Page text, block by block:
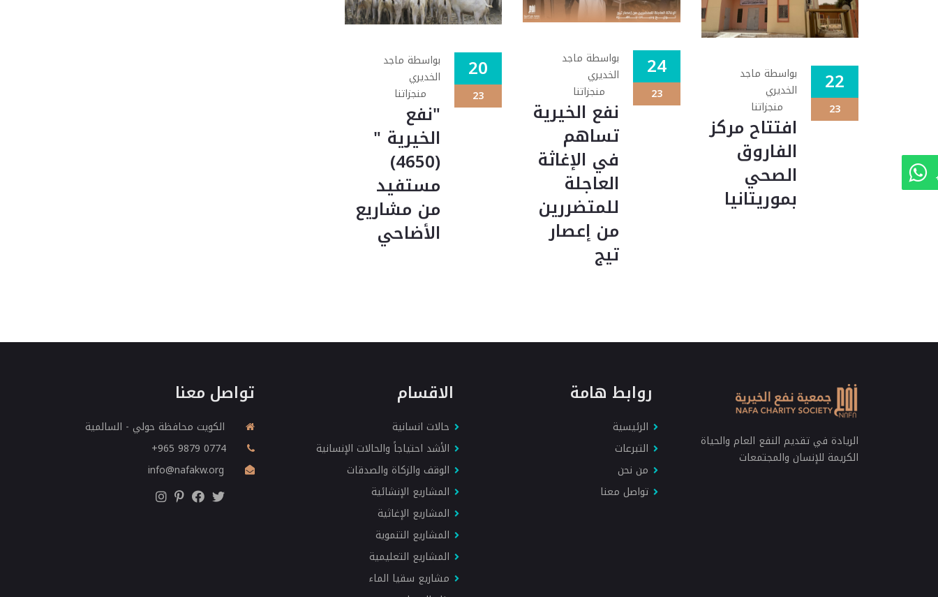
22
23
بواسطة ماجد
الخديري
منجزاتنا
افتتاح مركز
الفاروق
الصحي
بموريتانيا
24
23
بواسطة ماجد
الخديري
منجزاتنا
نفع الخيرية
تساهم
في الإغاثة
العاجلة
للمتضررين
من إعصار
تيج
20
23
بواسطة ماجد
الخديري
منجزاتنا
"نفع
الخيرية "
(4650)
مستفيد
من مشاريع
الأضاحي
الريادة في تقديم النفع العام والحياة
الكريمة للإنسان والمجتمعات
روابط هامة
الرئيسية
التبرعات
من نحن
تواصل معنا
الاقسام
حالات انسانية
الأشد احتياجاً والحالات الإنسانية
الوقف والزكاة والصدقات
المشاريع الإنشائية
المشاريع الإغاثية
المشاريع التنموية
المشاريع التعليمية
مشاريع سقيا الماء
تواصل معنا
الكويت محافظة حولي - السالمية
‎+965 9879 0774
info@nafakw.org